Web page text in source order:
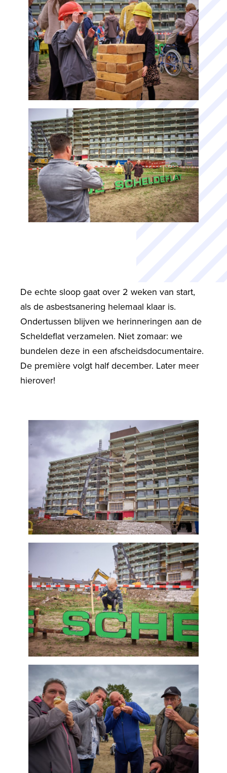
De echte sloop gaat over 2 weken van start,
als de asbestsanering helemaal klaar is.
Ondertussen blijven we herinneringen aan de
Scheldeflat verzamelen. Niet zomaar: we
bundelen deze in een afscheidsdocumentaire.
De première volgt half december. Later meer
hierover!